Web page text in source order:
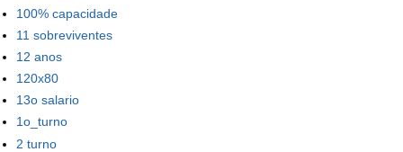
100% capacidade
11 sobreviventes
12 anos
120x80
13o salario
1o_turno
2 turno